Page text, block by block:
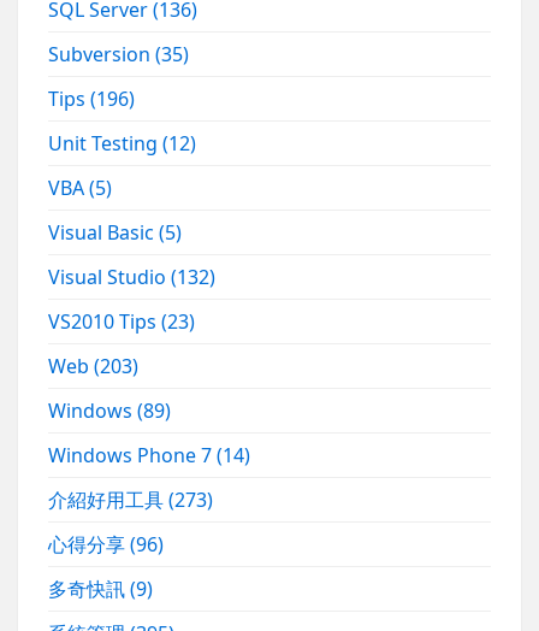
SQL Server(136)
Subversion(35)
Tips(196)
Unit Testing(12)
VBA(5)
Visual Basic(5)
Visual Studio(132)
VS2010 Tips(23)
Web(203)
Windows(89)
Windows Phone 7(14)
介紹好用工具(273)
心得分享(96)
多奇快訊(9)